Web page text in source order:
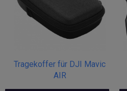
Tragekoffer für DJI Mavic
AIR